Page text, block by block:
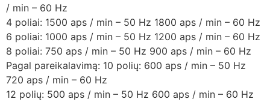
/ min – 60 Hz
4 poliai: 1500 aps / min – 50 Hz 1800 aps / min – 60 Hz
6 poliai: 1000 aps / min – 50 Hz 1200 aps / min – 60 Hz
8 poliai: 750 aps / min – 50 Hz 900 aps / min – 60 Hz
Pagal pareikalavimą: 10 polių: 600 aps / min – 50 Hz
720 aps / min – 60 Hz
12 polių: 500 aps / min – 50 Hz 600 aps / min – 60 Hz